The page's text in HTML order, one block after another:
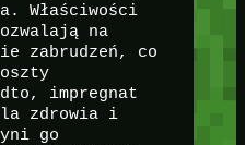
Właściwości
na
zabrudzeń, co
impregnat
zdrowia i
go